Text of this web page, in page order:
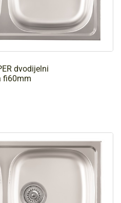
dvodijelni
fi60mm